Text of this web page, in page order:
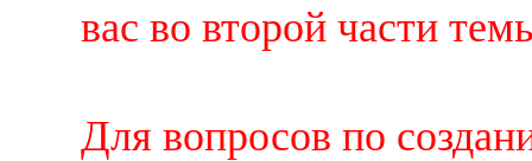
вас во второй части
Для вопросов по